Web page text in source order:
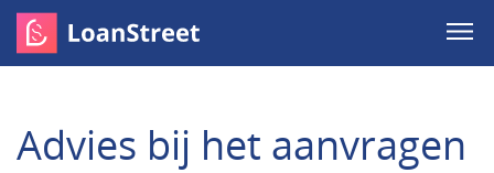
Advies bij het aanvragen